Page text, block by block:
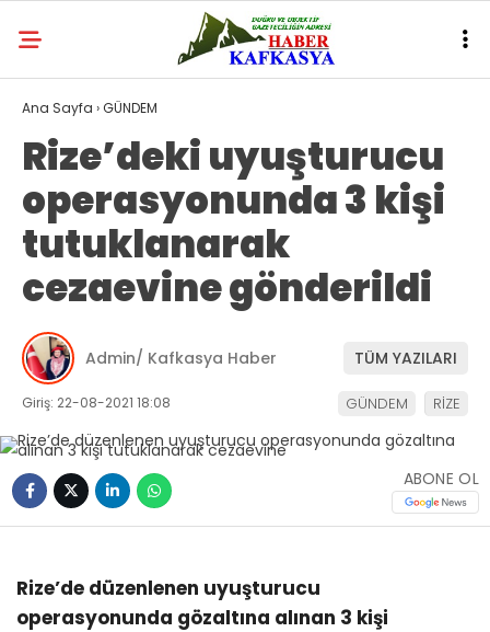
Ana Sayfa ›GÜNDEM
Rize’deki uyuşturucu
operasyonunda 3 kişi
tutuklanarak
cezaevine gönderildi
Admin/ Kafkasya Haber TÜM YAZILARI
Giriş: 22-08-2021 18:08 GÜNDEM RİZE
ABONE OL
Rize’de düzenlenen uyuşturucu
operasyonunda gözaltına alınan 3 kişi